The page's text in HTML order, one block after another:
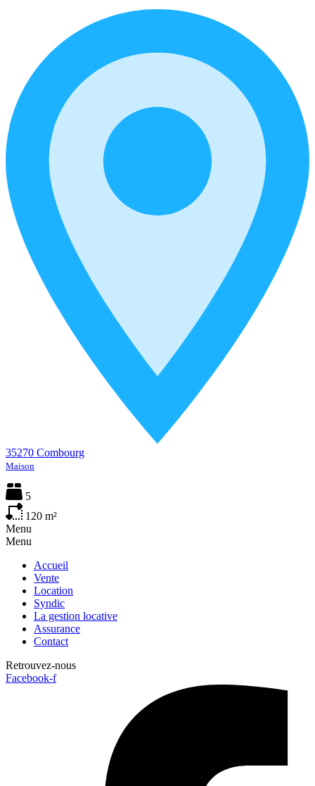
35270 Combourg
Maison
5
120 m²
Menu
Menu
Accueil
Vente
Location
Syndic
La gestion locative
Assurance
Contact
Retrouvez-nous
Facebook-f